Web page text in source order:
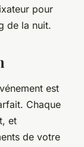
pour
de la nuit.
est
Chaque
et
de votre